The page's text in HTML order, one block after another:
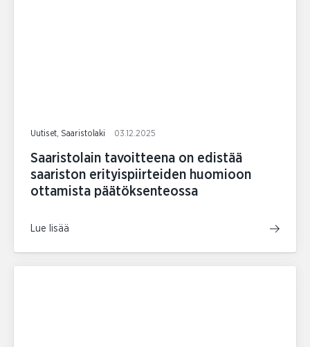
Uutiset, Saaristolaki 03.12.2025
Saaristolain tavoitteena on edistää
saariston erityispiirteiden huomioon
ottamista päätöksenteossa
Lue lisää